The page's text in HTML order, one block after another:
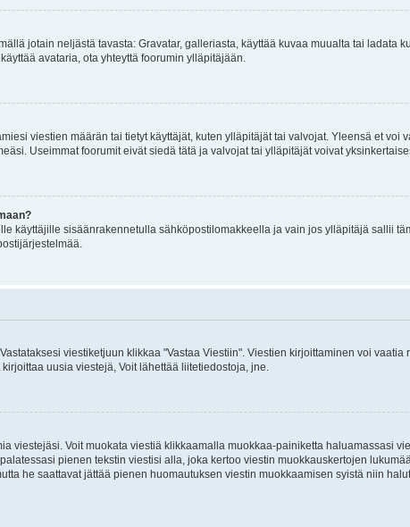
jotain neljästä tavasta: Gravatar, galleriasta, käyttää kuvaa muualta tai ladata
avataria, ota yhteyttä foorumin ylläpitäjään.
viestien määrän tai tietyt käyttäjät, kuten ylläpitäjät tai valvojat. Yleensä et
Useimmat foorumit eivät siedä tätä ja valvojat tai ylläpitäjät voivat
käyttäjille sisäänrakennetulla sähköpostilomakkeella ja vain jos ylläpitäjä sallii
viestiketjuun klikkaa "Vastaa Viestiin". Viestien kirjoittaminen voi
uusia viestejä, Voit lähettää liitetiedostoja, jne.
viestejäsi. Voit muokata viestiä klikkaamalla muokkaa-painiketta haluamassasi
pienen tekstin viestisi alla, joka kertoo viestin muokkauskertojen
he saattavat jättää pienen huomautuksen viestin muokkaamisen syistä niin